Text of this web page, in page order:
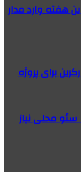
هفته وارد مدار
محلی نیاز